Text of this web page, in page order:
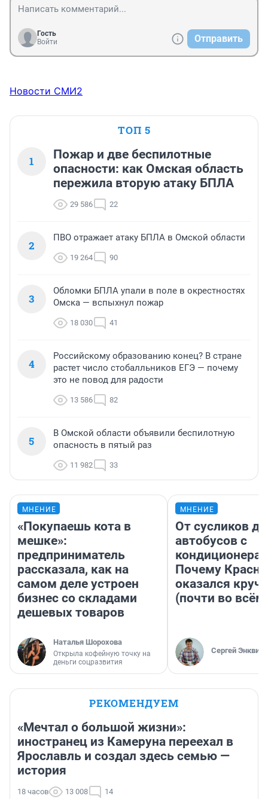
Гость
Войти
Отправить
Новости СМИ2
ТОП 5
1
Пожар и две беспилотные
опасности: как Омская область
пережила вторую атаку БПЛА
29 586 22
2
ПВО отражает атаку БПЛА в Омской области
19 264 90
3
Обломки БПЛА упали в поле в окрестностях
Омска — вспыхнул пожар
18 030 41
4
Российскому образованию конец? В стране
растет число стобалльников ЕГЭ — почему
это не повод для радости
13 586 82
5
В Омской области объявили беспилотную
опасность в пятый раз
11 982 33
МНЕНИЕ
«Покупаешь кота в
мешке»:
предприниматель
рассказала, как на
самом деле устроен
бизнес со складами
дешевых товаров
Наталья Шорохова
Открыла кофейную точку на
деньги соцразвития
МНЕНИЕ
От сусликов до
автобусов с
Почему
оказался
(почти во
Сергей Энквист
РЕКОМЕНДУЕМ
«Мечтал о большой жизни»:
иностранец из Камеруна переехал в
Ярославль и создал здесь семью —
история
18 часов 13 008 14